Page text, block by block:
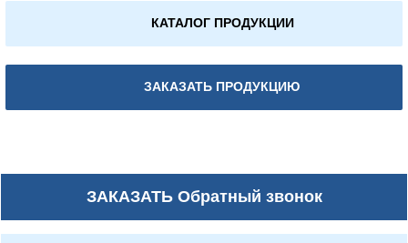
КАТАЛОГ ПРОДУКЦИИ
ЗАКАЗАТЬ ПРОДУКЦИЮ
ЗАКАЗАТЬОбратный звонок